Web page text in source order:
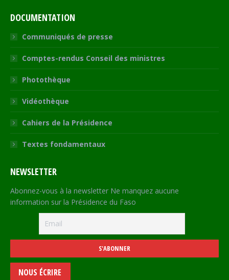
DOCUMENTATION
Communiqués de presse
Comptes-rendus Conseil des ministres
Photothèque
Vidéothèque
Cahiers de la Présidence
Textes fondamentaux
NEWSLETTER
Abonnez-vous à la newsletter Ne manquez aucune
information sur la Présidence du Faso
NOUS ÉCRIRE